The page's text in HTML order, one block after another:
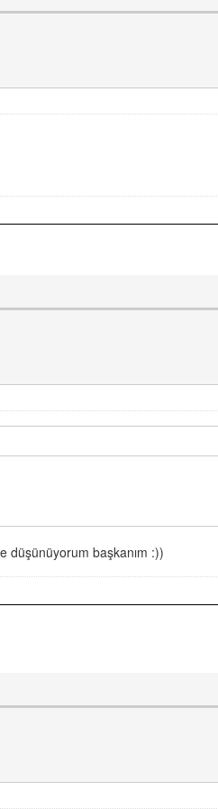
düşünüyorum başkanım :))